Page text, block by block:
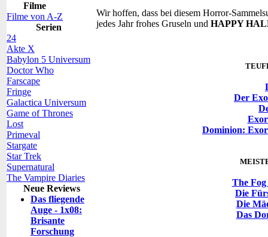
Filme
Filme von A-Z
Serien
24
Akte X
Babylon 5 Universum
Doctor Who
Farscape
Fringe
Galactica Universum
Game of Thrones
Lost
Primeval
Stargate
Star Trek
Supernatural
The Vampire Diaries
Neue Reviews
Das fliegende
Auge - 1x08:
Brisante
Forschung
Wir hoffen, dass bei diesem Horror-
jedes Jahr frohes Gruseln und HAPPY
Der
Dominion:
The Fog
Die
Die
Das